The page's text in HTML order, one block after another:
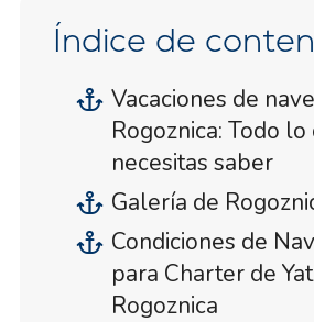
Índice de
Vacaciones de
Rogoznica: Todo lo
necesitas saber
Galería de
Condiciones de
para Charter de
Rogoznica